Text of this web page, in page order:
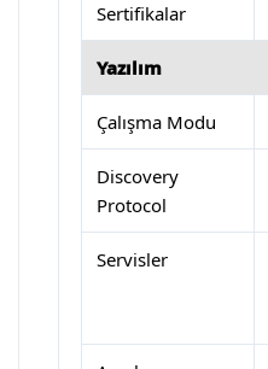
Sertifikalar
Yazılım
Çalışma Modu
Discovery
Protocol
Servisler